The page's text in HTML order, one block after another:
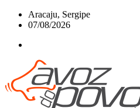
Skip
Aracaju, Sergipe
07/08/2026